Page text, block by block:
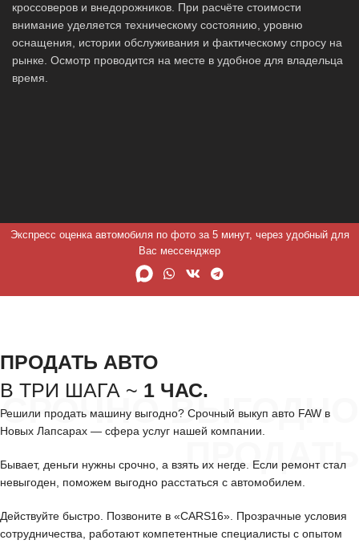
кроссоверов и внедорожников. При расчёте стоимости
внимание уделяется техническому состоянию, уровню
оснащения, истории обслуживания и фактическому спросу на
рынке. Осмотр проводится на месте в удобное для владельца
время.
Экспресс оценка автомобиля по фото за 5 минут, через удобный для
Вас мессенджер
СРОЧНО ВЫГОДНО
ПРОДАТЬ
ПРОДАТЬ АВТО
В ТРИ ШАГА ~ 1 ЧАС.
Решили продать машину выгодно? Срочный выкуп авто FAW в
Новых Лапсарах — сфера услуг нашей компании.
Бывает, деньги нужны срочно, а взять их негде. Если ремонт стал
невыгоден, поможем выгодно расстаться с автомобилем.
Действуйте быстро. Позвоните в «CARS16». Прозрачные условия
сотрудничества, работают компетентные специалисты с опытом